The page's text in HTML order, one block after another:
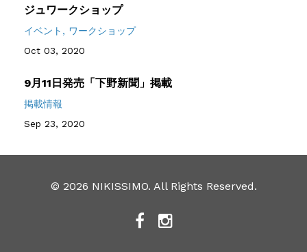
ジュワークショップ
イベント
ワークショップ
Oct 03, 2020
9月11日発売「下野新聞」掲載
掲載情報
Sep 23, 2020
© 2026 NIKISSIMO. All Rights Reserved.